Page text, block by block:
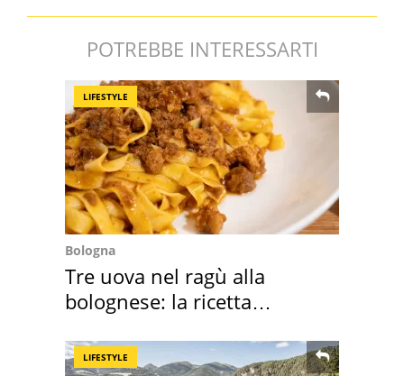
POTREBBE INTERESSARTI
LIFESTYLE
Bologna
Tre uova nel ragù alla
bolognese: la ricetta
LIFESTYLE